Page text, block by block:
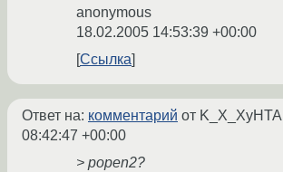
anonymous
18.02.2005 14:53:39 +00:00
Ссылка
Ответ на: комментарий от K_X_XyHTA
08:42:47 +00:00
> popen2?